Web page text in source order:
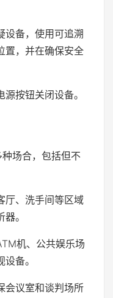
设备，使用可追溯
置，并在确保安全
按钮关闭设备。
场合，包括但不
厅、洗手间等区域
。
机、公共娱乐场
备。
会议室和谈判场所